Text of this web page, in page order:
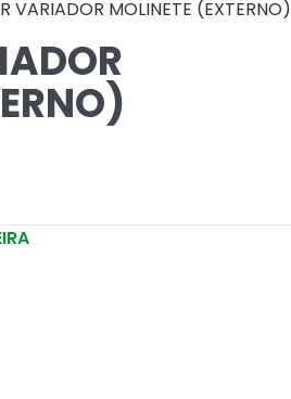
VARIADOR MOLINETE (EXTERNO)